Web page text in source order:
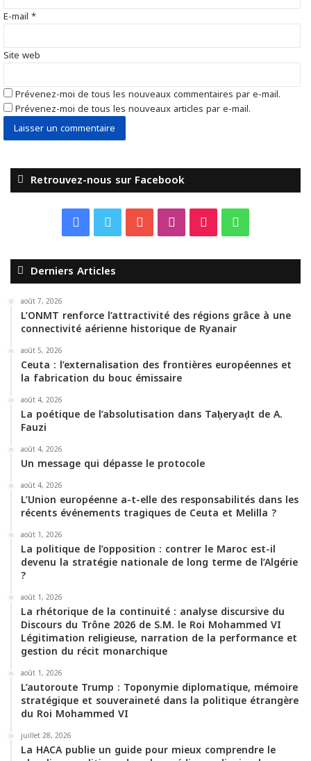
E-mail *
Site web
Prévenez-moi de tous les nouveaux commentaires par e-mail.
Prévenez-moi de tous les nouveaux articles par e-mail.
Retrouvez-nous sur Facebook
c
e
b
o
o
k
i
t
t
e
r
u
T
u
b
e
s
t
a
g
r
a
k
T
o
k
a
t
A
p
Derniers Articles
août 7, 2026
L’ONMT renforce l’attractivité des régions grâce à une
connectivité aérienne historique de Ryanair
août 5, 2026
Ceuta : l’externalisation des frontières européennes et
la fabrication du bouc émissaire
août 4, 2026
La poétique de l’absolutisation dans Taḥeryaḍt de A.
Fauzi
août 4, 2026
Un message qui dépasse le protocole
août 4, 2026
L’Union européenne a-t-elle des responsabilités dans les
récents événements tragiques de Ceuta et Melilla ?
août 1, 2026
La politique de l’opposition : contrer le Maroc est-il
devenu la stratégie nationale de long terme de l’Algérie
?
août 1, 2026
La rhétorique de la continuité : analyse discursive du
Discours du Trône 2026 de S.M. le Roi Mohammed VI
Légitimation religieuse, narration de la performance et
gestion du récit monarchique
août 1, 2026
L’autoroute Trump : Toponymie diplomatique, mémoire
stratégique et souveraineté dans la politique étrangère
du Roi Mohammed VI
juillet 28, 2026
La HACA publie un guide pour mieux comprendre le